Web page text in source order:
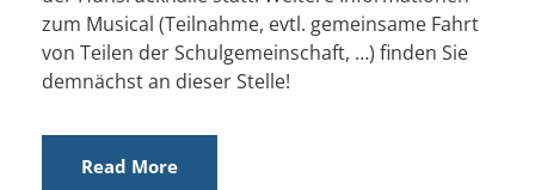
zum Musical (Teilnahme, evtl. gemeinsame Fahrt
von Teilen der Schulgemeinschaft, …) finden Sie
demnächst an dieser Stelle!
Read More